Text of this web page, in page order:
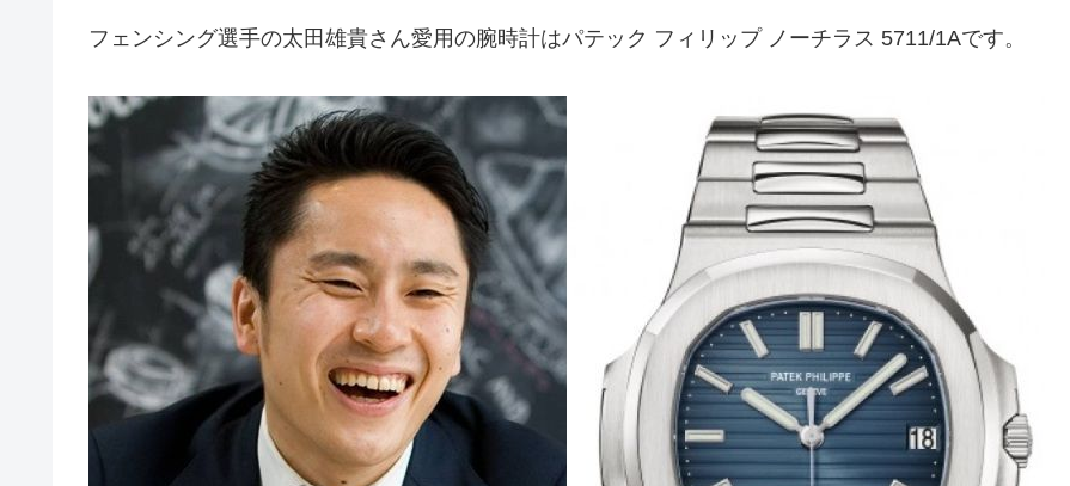
フェンシング選手の太田雄貴さん愛用の腕時計はパテック フィリップ ノーチラス 5711/1Aです。